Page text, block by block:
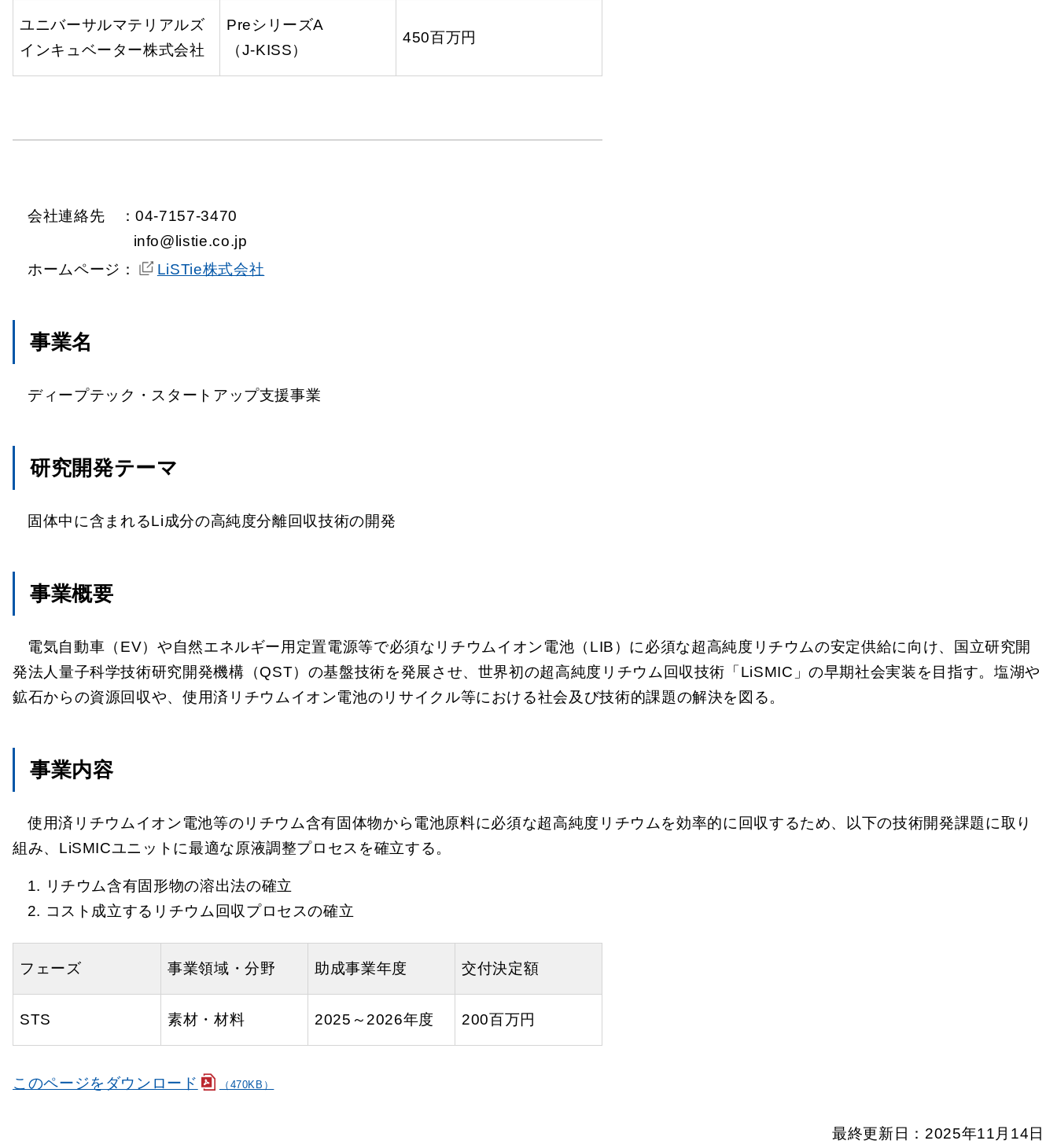
ユニバーサルマテリアルズ
インキュベーター株式会社
PreシリーズA
（J-KISS）
450百万円
会社連絡先
：04-7157-3470
info@listie.co.jp
ホームページ：
LiSTie株式会社
事業名
ディープテック・スタートアップ支援事業
研究開発テーマ
固体中に含まれるLi成分の高純度分離回収技術の開発
事業概要
電気自動車（EV）や自然エネルギー用定置電源等で必須なリチウムイオン電池（LIB）に必須な超高純度リチウムの安定供給に向け、国立研究開
発法人量子科学技術研究開発機構（QST）の基盤技術を発展させ、世界初の超高純度リチウム回収技術「LiSMIC」の早期社会実装を目指す。塩湖や
鉱石からの資源回収や、使用済リチウムイオン電池のリサイクル等における社会及び技術的課題の解決を図る。
事業内容
使用済リチウムイオン電池等のリチウム含有固体物から電池原料に必須な超高純度リチウムを効率的に回収するため、以下の技術開発課題に取り
組み、LiSMICユニットに最適な原液調整プロセスを確立する。
リチウム含有固形物の溶出法の確立
コスト成立するリチウム回収プロセスの確立
フェーズ 事業領域・分野 助成事業年度 交付決定額
STS 素材・材料 2025～2026年度 200百万円
このページをダウンロード （470KB）
最終更新日：2025年11月14日